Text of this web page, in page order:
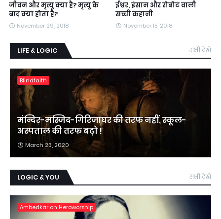
जीवन और मृत्यु क्या है? मृत्यु के
बाद क्या होता है?
November 29, 2018
ईश्वर, इंसान और रोबोट वाली
सच्ची कहानी
November 15, 2018
LIFE & LOGIC सभी देखें
Blindfaith
मंन्दिर-मस्जिद-गिरिजाघर की तरफ नहीं, स्कूल-
अस्पताल की तरफ बढ़ो !
March 23, 2020
LOGIC & YOU सभी देखें
Ambedkar on Heroworship